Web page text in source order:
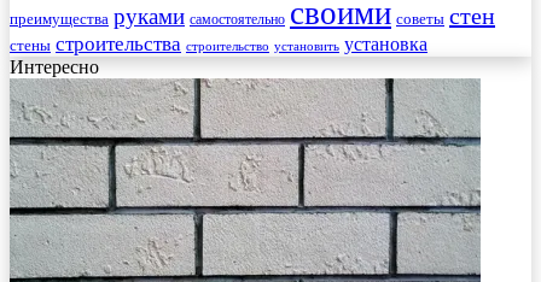
преимущества руками самостоятельно своими советы стен
стены строительства строительство установить установка
Интересно